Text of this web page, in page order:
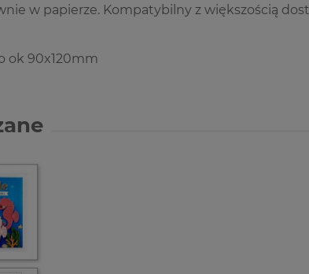
w papierze. Kompatybilny z większością
ok 90x120mm